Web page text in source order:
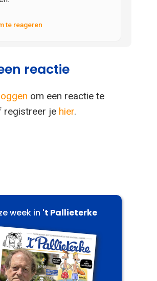
te reageren
reactie
om een reactie te
registreer je hier.
week in 't Pallieterke